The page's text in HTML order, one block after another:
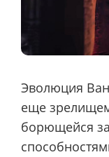
Эволюция
еще
борющейся